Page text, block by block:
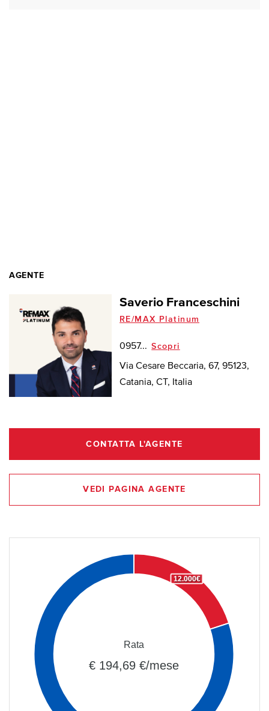
AGENTE
Saverio Franceschini
RE/MAX Platinum
0957... Scopri
Via Cesare Beccaria, 67, 95123,
Catania, CT, Italia
CONTATTA L'AGENTE
VEDI PAGINA AGENTE
12.000€
Rata
€ 194,69 €/mese